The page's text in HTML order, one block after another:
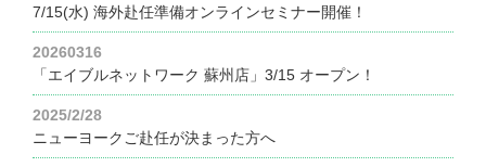
7/15(水) 海外赴任準備オンラインセミナー開催！
20260316
「エイブルネットワーク 蘇州店」3/15 オープン！
2025/2/28
ニューヨークご赴任が決まった方へ